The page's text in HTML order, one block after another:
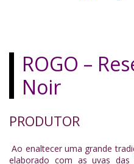
ROGO –
Noir
PRODUTOR
Ao enaltecer uma grande
elaborado com as uvas das